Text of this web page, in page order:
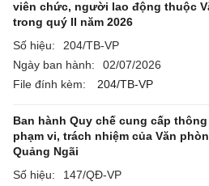
viên chức, người lao động thuộc
trong quý II năm 2026
Số hiệu:
204/TB-VP
Ngày ban hành:
02/07/2026
File đính kèm:
204/TB-VP
Ban hành Quy chế cung cấp
phạm vi, trách nhiệm của Văn
Quảng Ngãi
Số hiệu:
147/QĐ-VP